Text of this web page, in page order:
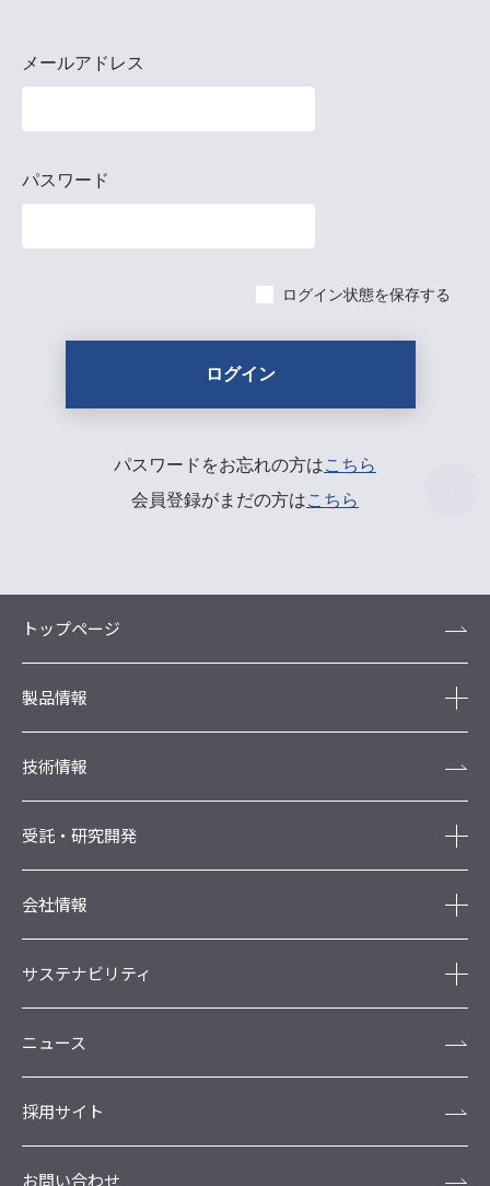
メールアドレス
パスワード
ログイン状態を保存する
パスワードをお忘れの方はこちら
会員登録がまだの方はこちら
トップページ
製品情報
技術情報
受託・研究開発
会社情報
サステナビリティ
ニュース
採用サイト
お問い合わせ